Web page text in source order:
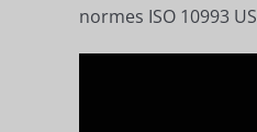
normes ISO 10993